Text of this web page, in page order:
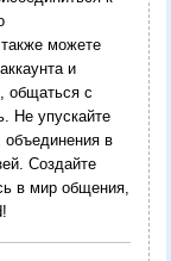
можете
и
общаться с
Не упускайте
в
Создайте
в мир общения,